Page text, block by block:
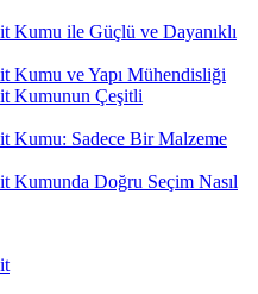
Kumu ile Güçlü ve Dayanıklı
Kumu ve Yapı Mühendisliği
Kumunun Çeşitli
Kumu: Sadece Bir Malzeme
Kumunda Doğru Seçim Nasıl